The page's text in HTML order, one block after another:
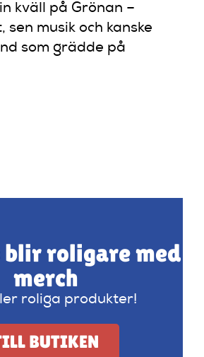
kväll på Grönan –
musik och kanske
som grädde på
blir roligare med
merch
roliga produkter!
BUTIKEN